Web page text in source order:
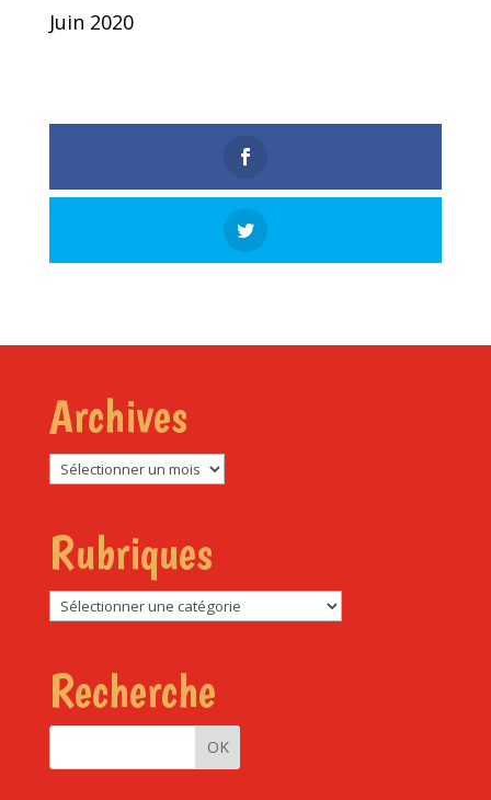
Juin 2020
Archives
Archives
Rubriques
Rubriques
Recherche